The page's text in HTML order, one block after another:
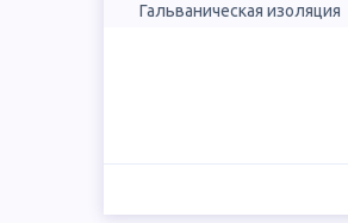
Гальваническая изоляция